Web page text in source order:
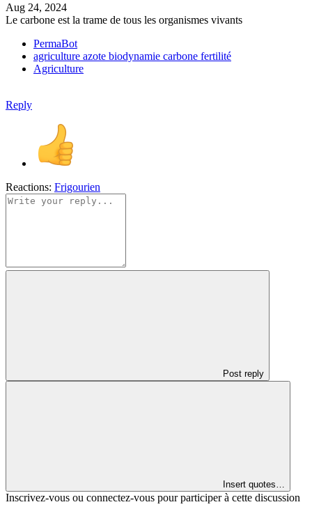
Aug 24, 2024
Le carbone est la trame de tous les organismes vivants
PermaBot
agriculture azote biodynamie carbone fertilité
Agriculture
Reply
Reactions: Frigourien
Post reply
Insert quotes…
Inscrivez-vous ou connectez-vous pour participer à cette discussion